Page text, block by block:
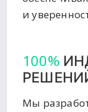
и
100%
Мы